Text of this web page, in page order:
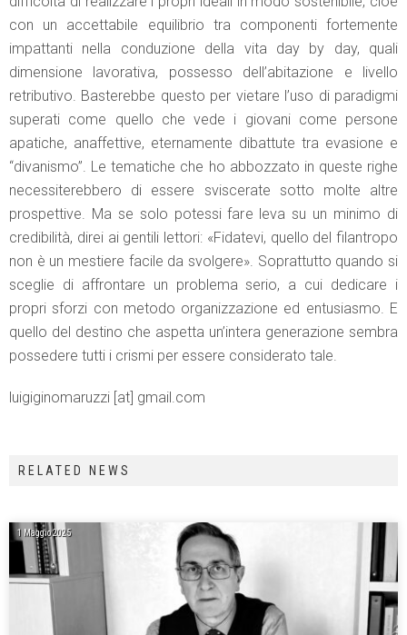
con un accettabile equilibrio tra componenti fortemente
impattanti nella conduzione della vita day by day, quali
dimensione lavorativa, possesso dell’abitazione e livello
retributivo. Basterebbe questo per vietare l’uso di paradigmi
superati come quello che vede i giovani come persone
apatiche, anaffettive, eternamente dibattute tra evasione e
“divanismo”. Le tematiche che ho abbozzato in queste righe
necessiterebbero di essere sviscerate sotto molte altre
prospettive. Ma se solo potessi fare leva su un minimo di
credibilità, direi ai gentili lettori: «Fidatevi, quello del filantropo
non è un mestiere facile da svolgere». Soprattutto quando si
sceglie di affrontare un problema serio, a cui dedicare i
propri sforzi con metodo organizzazione ed entusiasmo. E
quello del destino che aspetta un’intera generazione sembra
possedere tutti i crismi per essere considerato tale.
luigiginomaruzzi [at] gmail.com
RELATED NEWS
1 Maggio 2025